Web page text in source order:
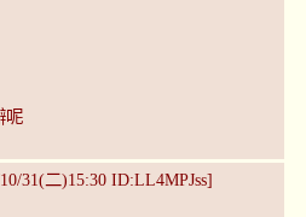
呢
31(二)15:30 ID:LL4MPJss]